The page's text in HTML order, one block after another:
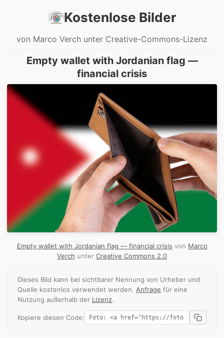
Kostenlose Bilder
von Marco Verch unter Creative-Commons-Lizenz
Empty wallet with Jordanian flag —
financial crisis
Empty wallet with Jordanian flag — financial crisis von Marco
Verch unter Creative Commons 2.0
Dieses Bild kann bei sichtbarer Nennung von Urheber und
Quelle kostenlos verwendet werden. Anfrage für eine
Nutzung außerhalb der Lizenz.
Kopiere diesen Code: